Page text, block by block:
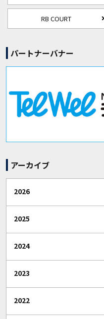
RB COURT
パートナーバナー
アーカイブ
2026
2025
2024
2023
2022